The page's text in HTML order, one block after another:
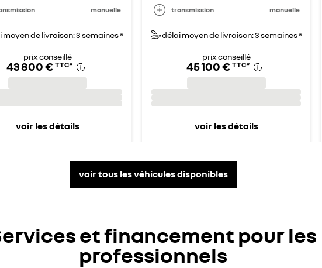
manuelle
moyen de livraison: 3 semaines *
prix conseillé
43 800 € TTC*
voir les détails
transmission manuelle
délai moyen de livraison: 3 semaines *
prix conseillé
45 100 € TTC*
voir les détails
voir tous les véhicules disponibles
et financement pour les
professionnels